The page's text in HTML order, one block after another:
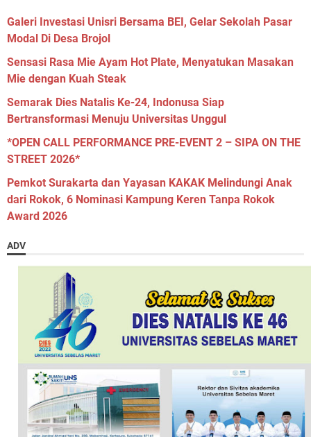
Galeri Investasi Unisri Bersama BEI, Gelar Sekolah Pasar
Modal Di Desa Brojol
Sensasi Rasa Mie Ayam Hot Plate, Menyatukan Masakan
Mie dengan Kuah Steak
Semarak Dies Natalis Ke-24, Indonusa Siap
Bertransformasi Menuju Universitas Unggul
*OPEN CALL PERFORMANCE PRE-EVENT 2 – SIPA ON THE
STREET 2026*
Pemkot Surakarta dan Yayasan KAKAK Melindungi Anak
dari Rokok, 6 Nominasi Kampung Keren Tanpa Rokok
Award 2026
ADV